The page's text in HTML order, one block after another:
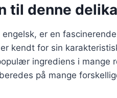
til denne
er en
kendt for sin
ingrediens i mange
på mange